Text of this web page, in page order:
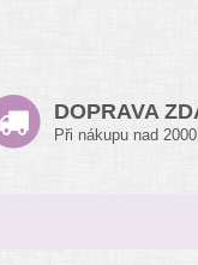
DOPRAVA
Při nákupu nad